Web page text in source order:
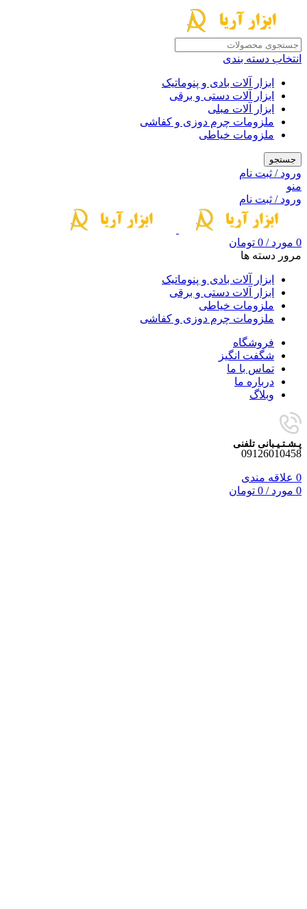
انتخاب دسته بندی
ابزار آلات بادی و پنوماتیک
ابزار آلات دستی و برقی
ابزار آلات مبلی
ملزومات چرم دوزی و کفاشی
ملزومات خیاطی
جستجو
ورود / ثبت نام
منو
ورود / ثبت نام
0 مورد /
0 تومان
مرور دسته ها
ابزار آلات بادی و پنوماتیک
ابزار آلات دستی و برقی
ملزومات خیاطی
ملزومات چرم دوزی و کفاشی
فروشگاه
شگفت انگیز
تماس با ما
درباره ما
وبلاگ
پـشـتـیـبانی تلفنی
09126010458
0 علاقه مندی
0 مورد /
0 تومان